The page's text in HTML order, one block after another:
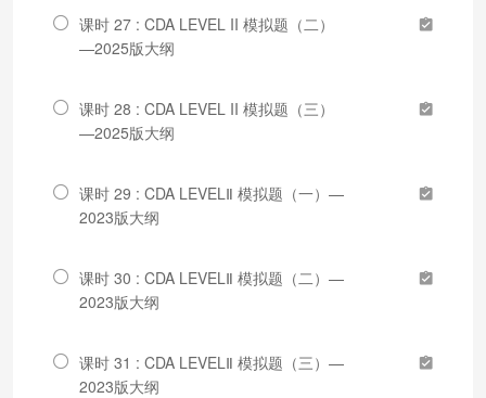
课时 27 : CDA LEVEL II 模拟题（二）
—2025版大纲
课时 28 : CDA LEVEL II 模拟题（三）
—2025版大纲
课时 29 : CDA LEVELⅡ 模拟题（一）—
2023版大纲
课时 30 : CDA LEVELⅡ 模拟题（二）—
2023版大纲
课时 31 : CDA LEVELⅡ 模拟题（三）—
2023版大纲